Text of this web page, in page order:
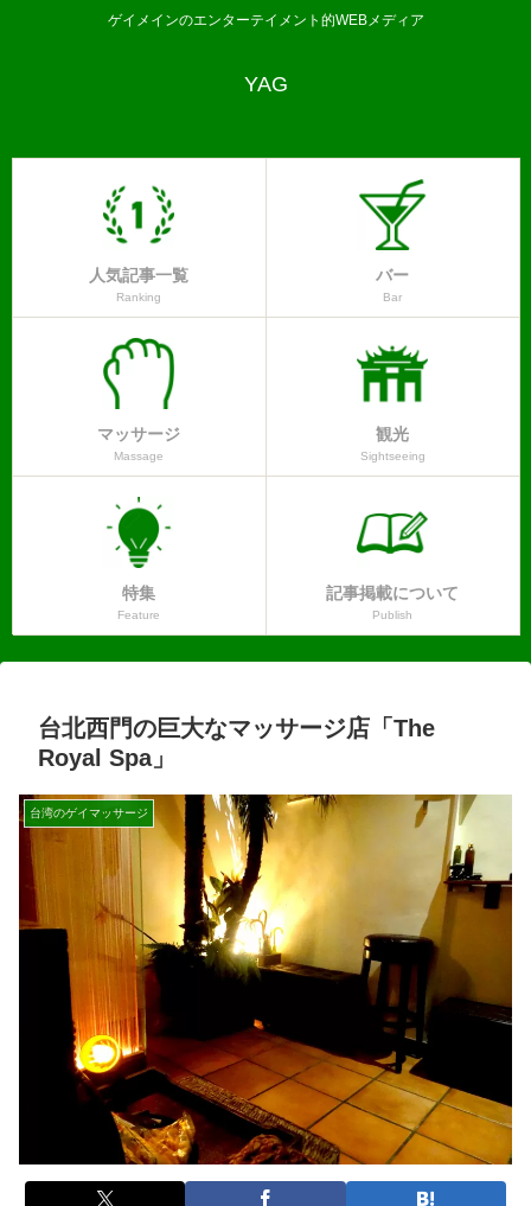
ゲイメインのエンターテイメント的WEBメディア
YAG
人気記事一覧
Ranking
バー
Bar
マッサージ
Massage
観光
Sightseeing
特集
Feature
記事掲載について
Publish
台北西門の巨大なマッサージ店「The
Royal Spa」
台湾のゲイマッサージ